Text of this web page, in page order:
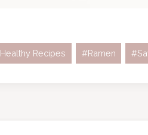
Healthy Recipes #Ramen #